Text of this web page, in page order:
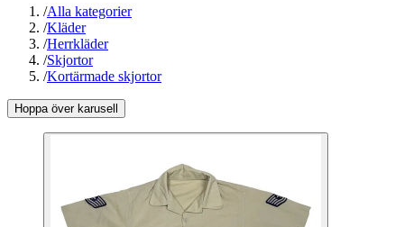
/Alla kategorier
/Kläder
/Herrkläder
/Skjortor
/Kortärmade skjortor
Hoppa över karusell